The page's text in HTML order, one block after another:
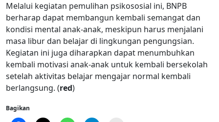
Melalui kegiatan pemulihan psikososial ini, BNPB
berharap dapat membangun kembali semangat dan
kondisi mental anak-anak, meskipun harus menjalani
masa libur dan belajar di lingkungan pengungsian.
Kegiatan ini juga diharapkan dapat menumbuhkan
kembali motivasi anak-anak untuk kembali bersekolah
setelah aktivitas belajar mengajar normal kembali
berlangsung. (red)
Bagikan